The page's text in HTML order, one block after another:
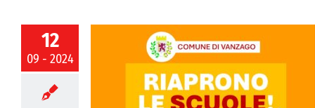
12
09 - 2024
Anno